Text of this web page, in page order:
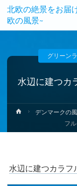
北欧の絶景をお
欧の風景~
水辺に建つ
グリーン
ホ
ム
デンマークの
フ
水辺に建つカラ